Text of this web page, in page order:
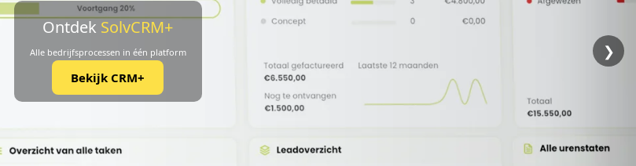
Ontdek SolvCRM+
Alle bedrijfsprocessen in één platform
Bekijk CRM+
❯